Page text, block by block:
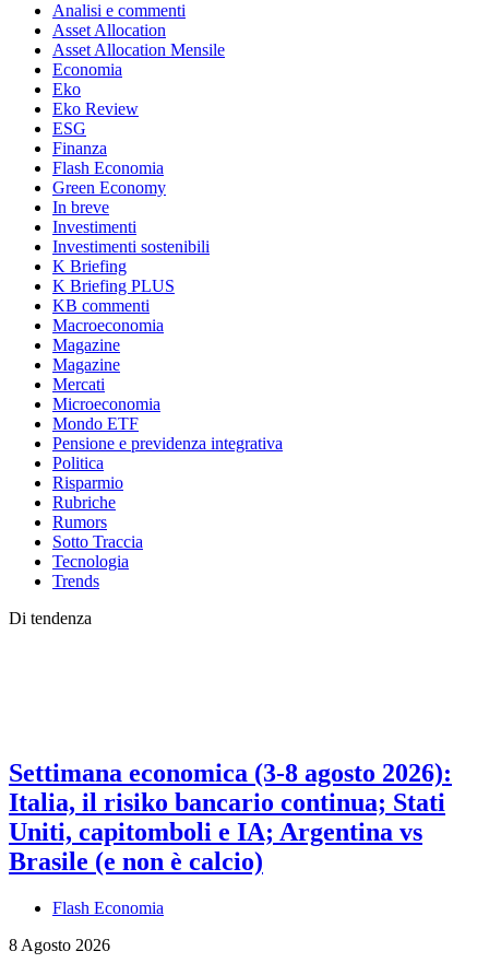
Analisi e commenti
Asset Allocation
Asset Allocation Mensile
Economia
Eko
Eko Review
ESG
Finanza
Flash Economia
Green Economy
In breve
Investimenti
Investimenti sostenibili
K Briefing
K Briefing PLUS
KB commenti
Macroeconomia
Magazine
Magazine
Mercati
Microeconomia
Mondo ETF
Pensione e previdenza integrativa
Politica
Risparmio
Rubriche
Rumors
Sotto Traccia
Tecnologia
Trends
Di tendenza
Settimana economica (3-8 agosto 2026):
Italia, il risiko bancario continua; Stati
Uniti, capitomboli e IA; Argentina vs
Brasile (e non è calcio)
Flash Economia
8 Agosto 2026